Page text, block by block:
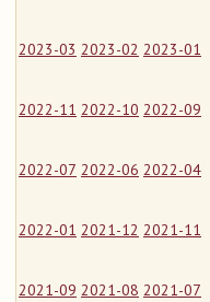
2023-03 2023-02 2023-01
2022-11 2022-10 2022-09
2022-07 2022-06 2022-04
2022-01 2021-12 2021-11
2021-09 2021-08 2021-07